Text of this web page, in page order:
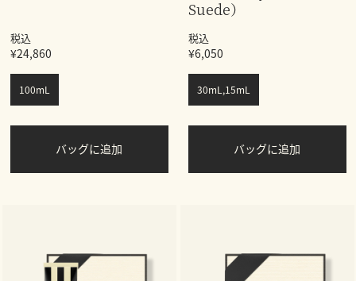
税込
¥24,860
100mL
バッグに追加
Suede）
税込
¥6,050
30mL,15mL
バッグに追加